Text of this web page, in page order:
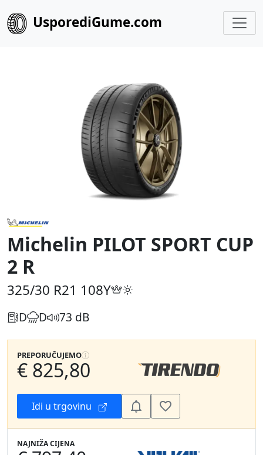
UsporediGume.com
Michelin PILOT SPORT CUP
2 R
325/30 R21 108Y
D D 73 dB
PREPORUČUJEMO
€ 825,80
Idi u trgovinu
NAJNIŽA CIJENA